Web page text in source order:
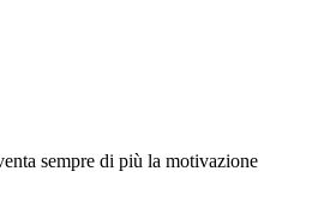
sempre di più la motivazione